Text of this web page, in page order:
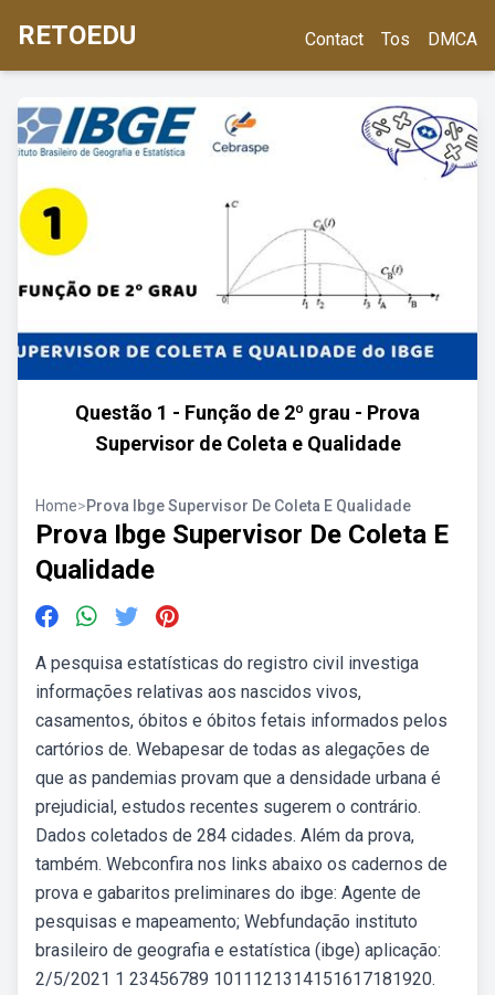
RETOEDU Contact Tos DMCA
Questão 1 - Função de 2º grau - Prova
Supervisor de Coleta e Qualidade
Home>Prova Ibge Supervisor De Coleta E Qualidade
Prova Ibge Supervisor De Coleta E
Qualidade
A pesquisa estatísticas do registro civil investiga
informações relativas aos nascidos vivos,
casamentos, óbitos e óbitos fetais informados pelos
cartórios de. Webapesar de todas as alegações de
que as pandemias provam que a densidade urbana é
prejudicial, estudos recentes sugerem o contrário.
Dados coletados de 284 cidades. Além da prova,
também. Webconfira nos links abaixo os cadernos de
prova e gabaritos preliminares do ibge: Agente de
pesquisas e mapeamento; Webfundação instituto
brasileiro de geografia e estatística (ibge) aplicação:
2/5/2021 1 23456789 1011121314151617181920.